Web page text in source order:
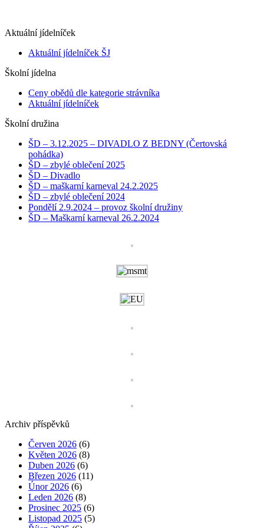
Aktuální jídelníček
Aktuální jídelníček ŠJ
Školní jídelna
Ceny obědů dle kategorie strávníka
Aktuální jídelníček
Školní družina
ŠD – 3.12.2025 – DIVADLO Z BEDNY (Čertovská
pohádka)
ŠD – zbylé oblečení 2025
ŠD – Divadlo
ŠD – maškarní karneval 24.2.2025
ŠD – zbylé oblečení 2024
Pondělí 2.9.2024 – provoz školní družiny
ŠD – Maškarní karneval 26.2.2024
Archiv příspěvků
Červen 2026 (6)
Květen 2026 (8)
Duben 2026 (6)
Březen 2026 (11)
Únor 2026 (6)
Leden 2026 (8)
Prosinec 2025 (6)
Listopad 2025 (5)